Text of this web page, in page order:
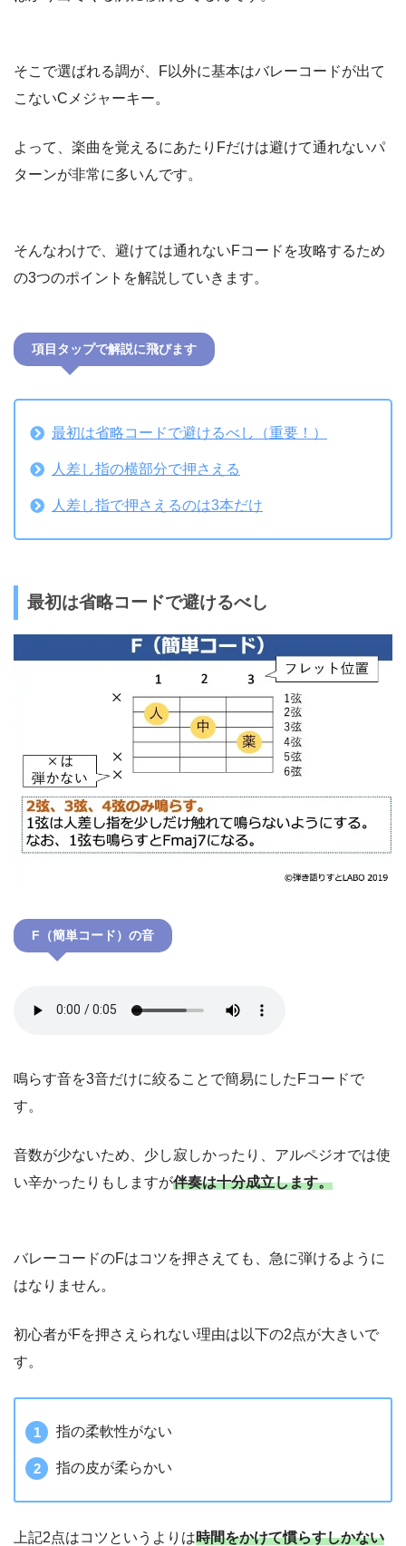
そこで選ばれる調が、F以外に基本はバレーコードが出て
こないCメジャーキー。
よって、楽曲を覚えるにあたりFだけは避けて通れないパ
ターンが非常に多いんです。
そんなわけで、避けては通れないFコードを攻略するため
の3つのポイントを解説していきます。
項目タップで解説に飛びます
最初は省略コードで避けるべし（重要！）
人差し指の横部分で押さえる
人差し指で押さえるのは3本だけ
最初は省略コードで避けるべし
F（簡単コード）の音
鳴らす音を3音だけに絞ることで簡易にしたFコードで
す。
音数が少ないため、少し寂しかったり、アルペジオでは使
い辛かったりもしますが伴奏は十分成立します。
バレーコードのFはコツを押さえても、急に弾けるように
はなりません。
初心者がFを押さえられない理由は以下の2点が大きいで
す。
指の柔軟性がない
指の皮が柔らかい
上記2点はコツというよりは時間をかけて慣らすしかない